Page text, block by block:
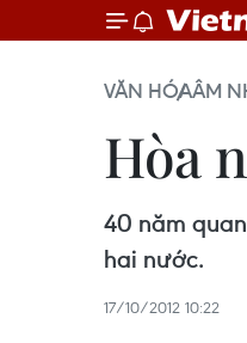
VĂN HÓAÂM
Hòa
40 năm
hai nước.
17/10/2012 10:22